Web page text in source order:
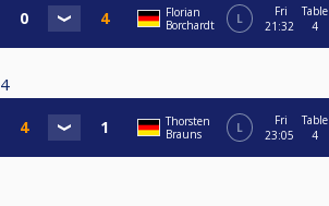
Florian
Borchardt
L
Fri
21:32
Table
4
4
Thorsten
Brauns
L
Fri
23:05
Table
4